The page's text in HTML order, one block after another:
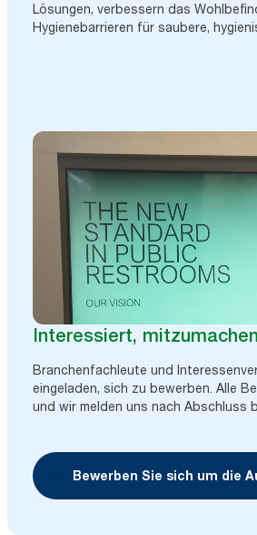
Lösungen, verbessern das
Hygienebarrieren für saubere,
Interessiert,
Branchenfachleute und
eingeladen, sich zu bewerben. Alle
und wir melden uns nach Abschluss
Bewerben Sie sich um die